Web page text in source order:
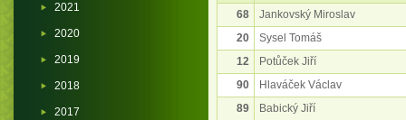
68
Jankovský Miroslav
20
Sysel Tomáš
12
Potůček Jiří
90
Hlaváček Václav
89
Babický Jiří
2021
2020
2019
2018
2017